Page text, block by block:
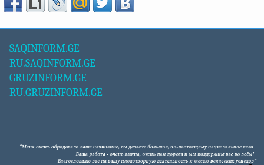
SAQINFORM.GE
RU.SAQINFORM.GE
GRUZINFORM.GE
RU.GRUZINFORM.GE